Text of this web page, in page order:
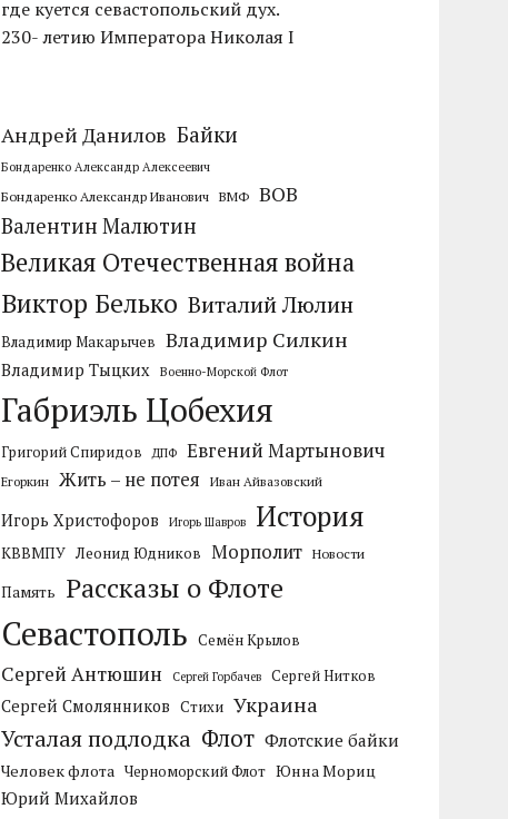
где куется севастопольский дух.
230- летию Императора Николая I
Андрей Данилов Байки
Бондаренко Александр Алексеевич
Бондаренко Александр Иванович ВМФ ВОВ
Валентин Малютин
Великая Отечественная война
Виктор Белько Виталий Люлин
Владимир Макарычев Владимир Силкин
Владимир Тыцких Военно-Морской Флот
Габриэль Цобехия
Григорий Спиридов ДПФ Евгений Мартынович
Егоркин Жить – не потея Иван Айвазовский
Игорь Христофоров Игорь Шавров История
КВВМПУ Леонид Юдников Морполит Новости
Память Рассказы о Флоте
Севастополь Семён Крылов
Сергей Антюшин Сергей Горбачев Сергей Нитков
Сергей Смолянников Стихи Украина
Усталая подлодка Флот Флотские байки
Человек флота Черноморский Флот Юнна Мориц
Юрий Михайлов